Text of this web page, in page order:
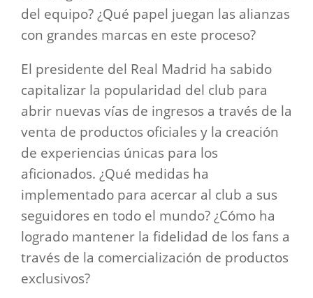
del equipo? ¿Qué papel juegan las alianzas
con grandes marcas en este proceso?
El presidente del Real Madrid ha sabido
capitalizar la popularidad del club para
abrir nuevas vías de ingresos a través de la
venta de productos oficiales y la creación
de experiencias únicas para los
aficionados. ¿Qué medidas ha
implementado para acercar al club a sus
seguidores en todo el mundo? ¿Cómo ha
logrado mantener la fidelidad de los fans a
través de la comercialización de productos
exclusivos?